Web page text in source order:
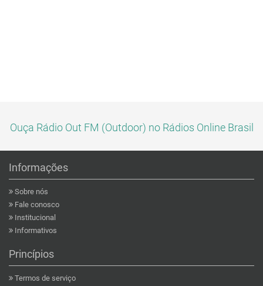
Ouça Rádio Out FM (Outdoor) no Rádios Online Brasil
Informações
Sobre nós
Fale conosco
Institucional
Informativos
Princípios
Termos de serviço